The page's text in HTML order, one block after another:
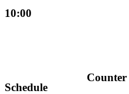
10:00
Schedule
Counter